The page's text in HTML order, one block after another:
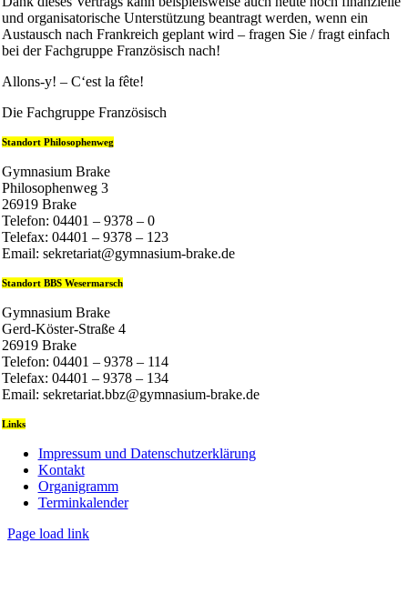
und organisatorische Unterstützung beantragt werden, wenn ein
Austausch nach Frankreich geplant wird – fragen Sie / fragt einfach
bei der Fachgruppe Französisch nach!
Allons-y! – C‘est la fête!
Die Fachgruppe Französisch
Standort Philosophenweg
Gymnasium Brake
Philosophenweg 3
26919 Brake
Telefon: 04401 – 9378 – 0
Telefax: 04401 – 9378 – 123
Email: sekretariat@gymnasium-brake.de
Standort BBS Wesermarsch
Gymnasium Brake
Gerd-Köster-Straße 4
26919 Brake
Telefon: 04401 – 9378 – 114
Telefax: 04401 – 9378 – 134
Email: sekretariat.bbz@gymnasium-brake.de
Links
Impressum und Datenschutzerklärung
Kontakt
Organigramm
Terminkalender
Page load link